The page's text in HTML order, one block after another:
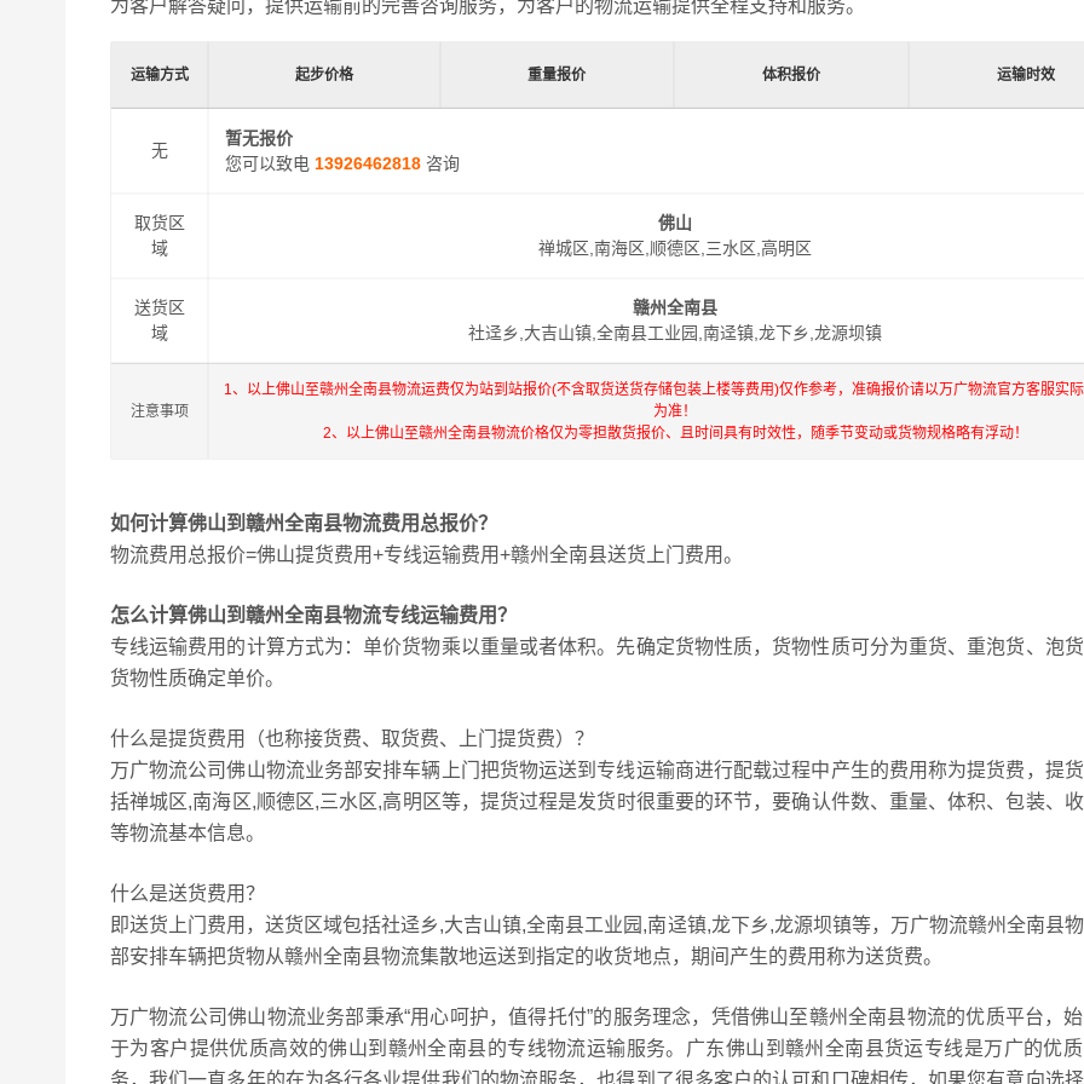
为客户解答疑问，提供运输前的完善咨询服务，为客户的物流运输提供全程支持和服务。
运输方式 起步价格 重量报价 体积报价 运输时效
无
暂无报价
您可以致电 13926462818咨询
取货区
域
佛山
禅城区,南海区,顺德区,三水区,高明区
送货区
域
赣州全南县
社迳乡,大吉山镇,全南县工业园,南迳镇,龙下乡,龙源坝镇
注意事项
1、以上佛山至赣州全南县物流运费仅为站到站报价(不含取货送货存储包装上楼等费用)仅作参考，准确报价请以万广物流官方客服实
为准！
2、以上佛山至赣州全南县物流价格仅为零担散货报价、且时间具有时效性，随季节变动或货物规格略有浮动！
如何计算佛山到赣州全南县物流费用总报价？
物流费用总报价=佛山提货费用+专线运输费用+赣州全南县送货上门费用。
怎么计算佛山到赣州全南县物流专线运输费用？
专线运输费用的计算方式为：单价货物乘以重量或者体积。先确定货物性质，货物性质可分为重货、重泡货、泡
货物性质确定单价。
什么是提货费用（也称接货费、取货费、上门提货费）？
万广物流公司佛山物流业务部安排车辆上门把货物运送到专线运输商进行配载过程中产生的费用称为提货费，提
括禅城区,南海区,顺德区,三水区,高明区等，提货过程是发货时很重要的环节，要确认件数、重量、体积、包装、
等物流基本信息。
什么是送货费用？
即送货上门费用，送货区域包括社迳乡,大吉山镇,全南县工业园,南迳镇,龙下乡,龙源坝镇等，万广物流赣州全南县
部安排车辆把货物从赣州全南县物流集散地运送到指定的收货地点，期间产生的费用称为送货费。
万广物流公司佛山物流业务部秉承“用心呵护，值得托付”的服务理念，凭借佛山至赣州全南县物流的优质平台，
于为客户提供优质高效的佛山到赣州全南县的专线物流运输服务。广东佛山到赣州全南县货运专线是万广的优
务，我们一直多年的在为各行各业提供我们的物流服务，也得到了很多客户的认可和口碑相传，如果您有意向选